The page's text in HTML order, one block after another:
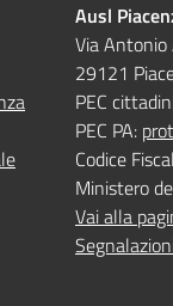
Ausl
Via Antonio
29121
PEC
PEC PA:
Codice
Ministero
Vai alla